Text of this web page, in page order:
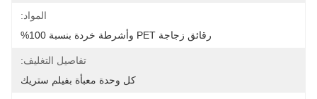
المواد:
رقائق زجاجة PET وأشرطة خردة بنسبة 100%
تفاصيل التغليف:
كل وحدة معبأة بفيلم ستريك